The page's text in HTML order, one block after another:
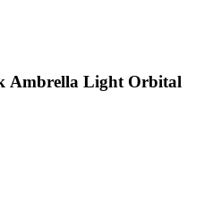
Ambrella Light Orbital